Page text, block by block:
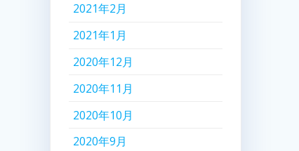
2021年2月
2021年1月
2020年12月
2020年11月
2020年10月
2020年9月